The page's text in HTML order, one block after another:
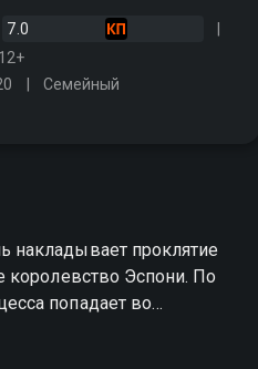
7.0
12+
Семейный
проклятие
королевство Эспони. По
попадает во
разом проживает своё